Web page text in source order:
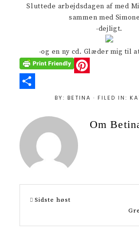
Sluttede arbejdsdagen af med
sammen med
-dejligt.
-og en ny cd. Glæder mig til
P
e
r
r
e
BY: BETINA · FILED IN:
Om
Sidste høst